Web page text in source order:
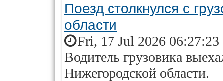
Поезд столкнулся с
области
Fri, 17 Jul 2026 06:27:23
Водитель грузовика
Нижегородской области.